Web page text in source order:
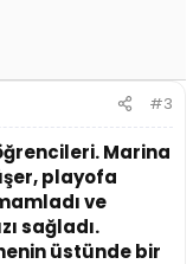
#3
Marina
playofa
ve
sağladı.
üstünde bir